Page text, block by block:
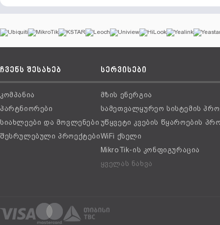
ჩვენს შესახებ
კომპანია
პარტნიორები
სიახლეები და მოვლენები
შესრულებული პროექტები
სერვისები
მზის ენერგია
სამეთვალყურეო სისტემის
უწყვეტი კვების წყაროების
WiFi ქსელი
MikroTik-ის კონფიგურაცია
ყველას ნახვა